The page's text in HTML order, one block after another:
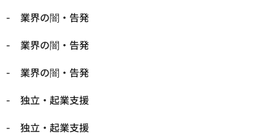
業界の闇・告発
業界の闇・告発
業界の闇・告発
独立・起業支援
独立・起業支援